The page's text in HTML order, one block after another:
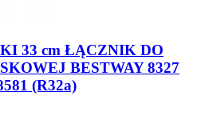
33 cm ŁĄCZNIK DO
BESTWAY 8327
(R32a)